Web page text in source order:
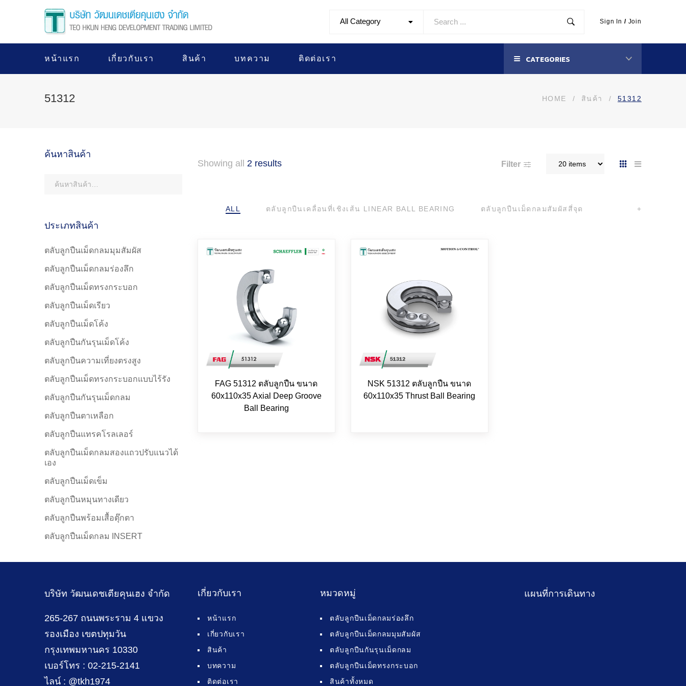
All Category Sign In / Join
หน้าแรก เกี่ยวกับเรา สินค้า บทความ ติดต่อเรา CATEGORIES
51312 HOME / สินค้า / 51312
Showing all 2 results Filter
ALL ตลับลูกปืนเคลื่อนที่เชิงเส้น LINEAR BALL BEARING ตลับลูกปืนเม็ดกลมสัมผัสสี่จุด +
FAG 51312 ตลับลูกปืน ขนาด
60x110x35 Axial Deep Groove
Ball Bearing
NSK 51312 ตลับลูกปืน ขนาด
60x110x35 Thrust Ball Bearing
ค้นหาสินค้า
ประเภทสินค้า
ตลับลูกปืนเม็ดกลมมุมสัมผัส
ตลับลูกปืนเม็ดกลมร่องลึก
ตลับลูกปืนเม็ดทรงกระบอก
ตลับลูกปืนเม็ดเรียว
ตลับลูกปืนเม็ดโค้ง
ตลับลูกปืนกันรุนเม็ดโค้ง
ตลับลูกปืนความเที่ยงตรงสูง
ตลับลูกปืนเม็ดทรงกระบอกแบบไร้รัง
ตลับลูกปืนกันรุนเม็ดกลม
ตลับลูกปืนตาเหลือก
ตลับลูกปืนแทรคโรลเลอร์
ตลับลูกปืนเม็ดกลมสองแถวปรับแนวได้
เอง
ตลับลูกปืนเม็ดเข็ม
ตลับลูกปืนหมุนทางเดียว
ตลับลูกปืนพร้อมเสื้อตุ๊กตา
ตลับลูกปืนเม็ดกลม INSERT
บริษัท วัฒนเดชเตียคุนเฮง จำกัด
265-267 ถนนพระราม 4 แขวง
รองเมือง เขตปทุมวัน
กรุงเทพมหานคร 10330
เบอร์โทร : 02-215-2141
ไลน์ : @tkh1974
เกี่ยวกับเรา
หน้าแรก
เกี่ยวกับเรา
สินค้า
บทความ
ติดต่อเรา
หมวดหมู่
ตลับลูกปืนเม็ดกลมร่องลึก
ตลับลูกปืนเม็ดกลมมุมสัมผัส
ตลับลูกปืนกันรุนเม็ดกลม
ตลับลูกปืนเม็ดทรงกระบอก
สินค้าทั้งหมด
แผนที่การเดินทาง